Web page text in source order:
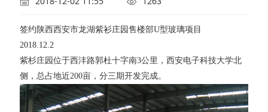
签约陕西西安市龙湖紫衫庄园售楼部U型玻璃项目
2018.12.2
紫杉庄园位于西沣路郭杜十字南3公里，西安电子科技大学北
侧，总占地近200亩，分三期开发完成。